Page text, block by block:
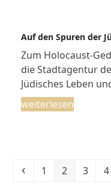
Auf den Spuren der
Zum Holocaust-
die Stadtagentur
Jüdisches Leben
weiterlesen
Vorheriger
Seite
1 Seite
2 Seite
3 4